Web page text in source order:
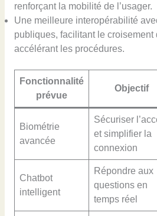
renforçant la mobilité de l’usager.
Une meilleure interopérabilité
publiques, facilitant le croisement
accélérant les procédures.
Fonctionnalité
prévue
Objectif
Biométrie
avancée
Sécuriser
et simplifier la
connexion
Chatbot
intelligent
Répondre aux
questions en
temps réel